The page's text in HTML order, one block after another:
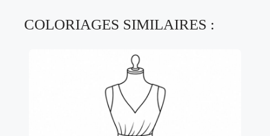
COLORIAGES SIMILAIRES :